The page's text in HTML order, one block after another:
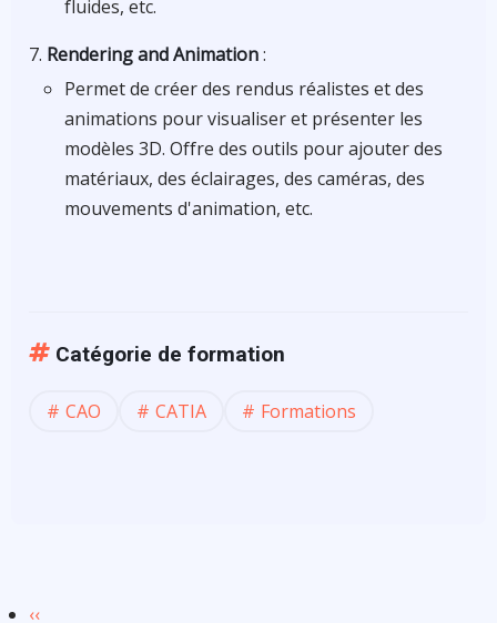
fluides, etc.
Rendering and Animation:
Permet de créer des rendus réalistes et des
animations pour visualiser et présenter les
modèles 3D. Offre des outils pour ajouter des
matériaux, des éclairages, des caméras, des
mouvements d'animation, etc.
Catégorie de formation
CAO CATIA Formations
Page
‹‹